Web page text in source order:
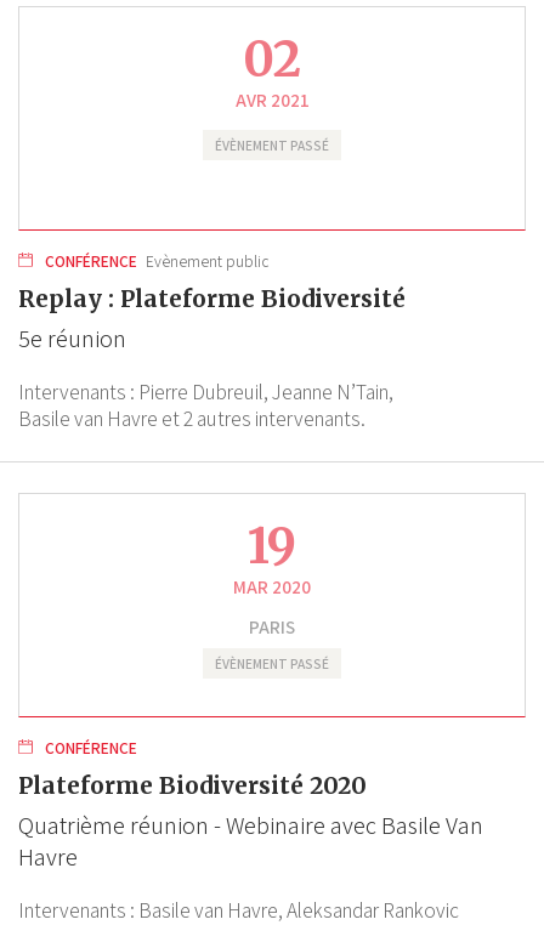
02
AVR 2021
ÉVÈNEMENT PASSÉ
CONFÉRENCE Evènement public
Replay : Plateforme Biodiversité
5e réunion
Intervenants : Pierre Dubreuil,Jeanne N’Tain,
Basile van Havre et 2 autres intervenants.
19
MAR 2020
PARIS
ÉVÈNEMENT PASSÉ
CONFÉRENCE
Plateforme Biodiversité 2020
Quatrième réunion - Webinaire avec Basile Van
Havre
Intervenants : Basile van Havre,Aleksandar Rankovic